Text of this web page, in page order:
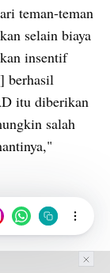
teman-teman
selain biaya
insentif
berhasil
itu diberikan
salah
Daerah